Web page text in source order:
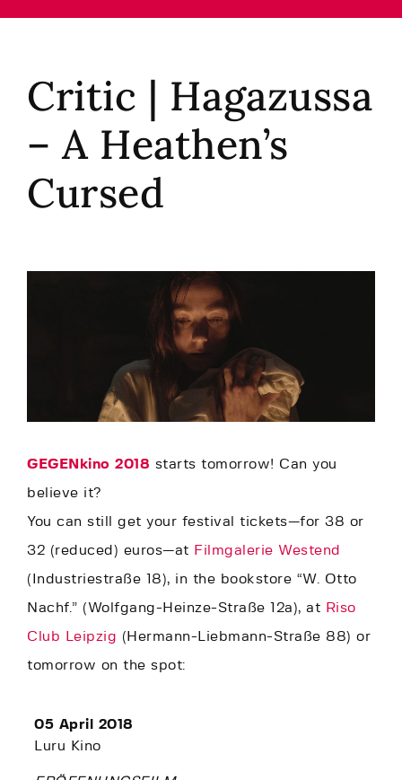
Critic | Hagazussa
– A Heathen’s
Cursed
GEGENkino 2018 starts tomorrow! Can you
believe it?
You can still get your festival tickets—for 38 or
32 (reduced) euros—at Filmgalerie Westend
(Industriestraße 18), in the bookstore “W. Otto
Nachf.” (Wolfgang-Heinze-Straße 12a), at Riso
Club Leipzig (Hermann-Liebmann-Straße 88) or
tomorrow on the spot:
05 April 2018
Luru Kino